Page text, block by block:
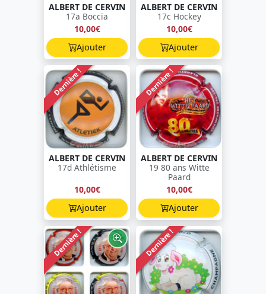
ALBERT DE CERVIN
17a Boccia
10,00€
Ajouter
ALBERT DE CERVIN
17c Hockey
10,00€
Ajouter
Dernière !
ALBERT DE CERVIN
17d Athlétisme
10,00€
Ajouter
Dernière !
ALBERT DE CERVIN
19 80 ans Witte
Paard
10,00€
Ajouter
Dernière ! Dernière !